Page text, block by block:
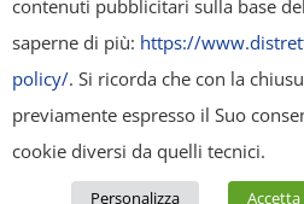
per il download, sono da intendere
Possono essere ridistribuiti, sempre
forma (testi, immagini, grafica,
"Distretto Produttivo Agrumi di Sicilia"
contenuti pubblicitari sulla base
saperne di più: https://
policy/. Si ricorda che con la
previamente espresso il Suo
cookie diversi da quelli tecnici.
Personalizza